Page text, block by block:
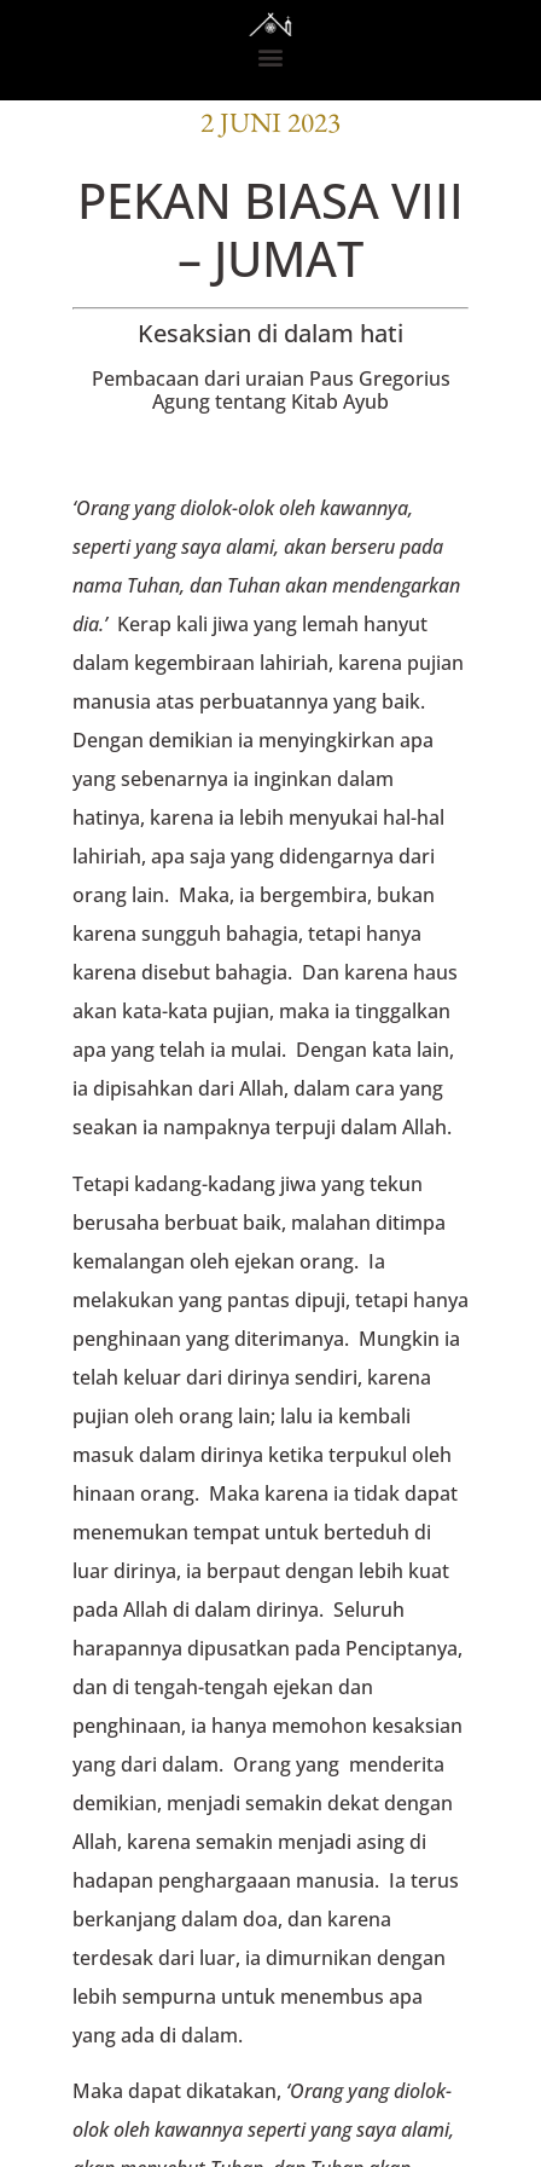
BACAAN OFISI
2 JUNI 2023
PEKAN BIASA VIII
– JUMAT
Kesaksian di dalam hati
Pembacaan dari uraian Paus Gregorius
Agung tentang Kitab Ayub
‘Orang yang diolok-olok oleh kawannya,
seperti yang saya alami, akan berseru pada
nama Tuhan, dan Tuhan akan mendengarkan
dia.’ Kerap kali jiwa yang lemah hanyut
dalam kegembiraan lahiriah, karena pujian
manusia atas perbuatannya yang baik.
Dengan demikian ia menyingkirkan apa
yang sebenarnya ia inginkan dalam
hatinya, karena ia lebih menyukai hal-hal
lahiriah, apa saja yang didengarnya dari
orang lain. Maka, ia bergembira, bukan
karena sungguh bahagia, tetapi hanya
karena disebut bahagia. Dan karena haus
akan kata-kata pujian, maka ia tinggalkan
apa yang telah ia mulai. Dengan kata lain,
ia dipisahkan dari Allah, dalam cara yang
seakan ia nampaknya terpuji dalam Allah.
Tetapi kadang-kadang jiwa yang tekun
berusaha berbuat baik, malahan ditimpa
kemalangan oleh ejekan orang. Ia
melakukan yang pantas dipuji, tetapi hanya
penghinaan yang diterimanya. Mungkin ia
telah keluar dari dirinya sendiri, karena
pujian oleh orang lain; lalu ia kembali
masuk dalam dirinya ketika terpukul oleh
hinaan orang. Maka karena ia tidak dapat
menemukan tempat untuk berteduh di
luar dirinya, ia berpaut dengan lebih kuat
pada Allah di dalam dirinya. Seluruh
harapannya dipusatkan pada Penciptanya,
dan di tengah-tengah ejekan dan
penghinaan, ia hanya memohon kesaksian
yang dari dalam. Orang yang menderita
demikian, menjadi semakin dekat dengan
Allah, karena semakin menjadi asing di
hadapan penghargaaan manusia. Ia terus
berkanjang dalam doa, dan karena
terdesak dari luar, ia dimurnikan dengan
lebih sempurna untuk menembus apa
yang ada di dalam.
Maka dapat dikatakan, ‘Orang yang diolok-
olok oleh kawannyaseperti yang saya alami,